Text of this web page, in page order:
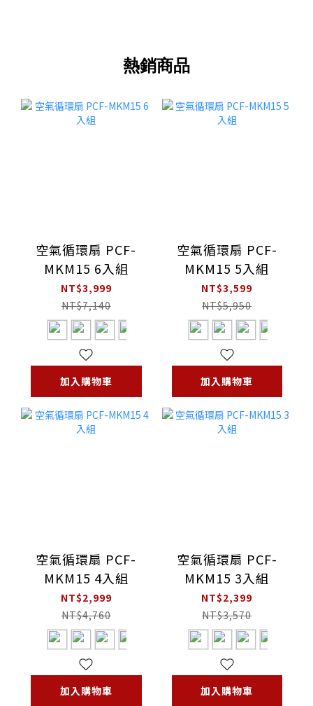
熱銷商品
空氣循環扇 PCF-
MKM15 6入組
NT$3,999
NT$7,140
加入購物車
空氣循環扇 PCF-
MKM15 5入組
NT$3,599
NT$5,950
加入購物車
空氣循環扇 PCF-
MKM15 4入組
NT$2,999
NT$4,760
加入購物車
空氣循環扇 PCF-
MKM15 3入組
NT$2,399
NT$3,570
加入購物車